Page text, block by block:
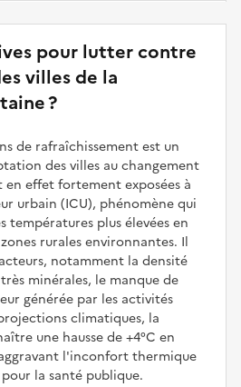
pour lutter contre
villes de la
?
de rafraîchissement est un
des villes au changement
en effet fortement exposées à
urbain (ICU), phénomène qui
températures plus élevées en
rurales environnantes. Il
notamment la densité
minérales, le manque de
générée par les activités
climatiques, la
une hausse de +4°C en
l'inconfort thermique
la santé publique.